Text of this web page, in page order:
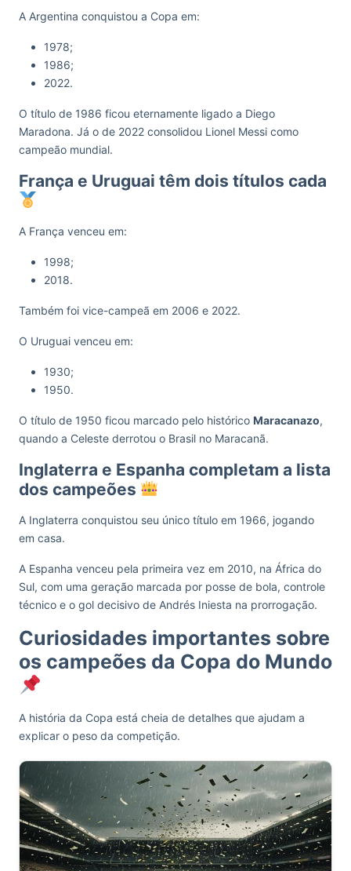
A Argentina conquistou a Copa em:
1978;
1986;
2022.
O título de 1986 ficou eternamente ligado a Diego
Maradona. Já o de 2022 consolidou Lionel Messi como
campeão mundial.
França e Uruguai têm dois títulos cada
A França venceu em:
1998;
2018.
Também foi vice-campeã em 2006 e 2022.
O Uruguai venceu em:
1930;
1950.
O título de 1950 ficou marcado pelo histórico Maracanazo,
quando a Celeste derrotou o Brasil no Maracanã.
Inglaterra e Espanha completam a lista
dos campeões
A Inglaterra conquistou seu único título em 1966, jogando
em casa.
A Espanha venceu pela primeira vez em 2010, na África do
Sul, com uma geração marcada por posse de bola, controle
técnico e o gol decisivo de Andrés Iniesta na prorrogação.
Curiosidades importantes sobre
os campeões da Copa do Mundo
A história da Copa está cheia de detalhes que ajudam a
explicar o peso da competição.